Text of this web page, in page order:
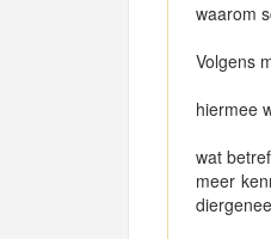
waarom
Volgens
hiermee
wat
meer